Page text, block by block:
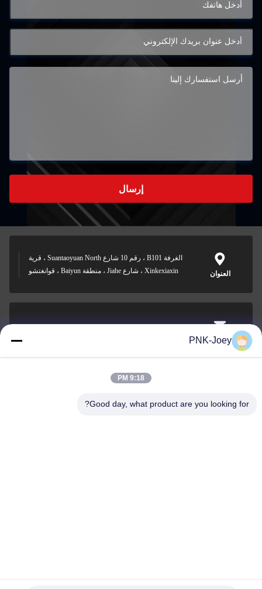
إرسال
العنوان
الغرفة B101 ، رقم 10 شارع Suantaoyuan North ، قرية
Xinkexiaxin ، شارع Jiahe ، منطقة Baiyun ، قوانغتشو
البريد
xianzhihao@gzxingchao.info
008613580404923
PNK-Joey
9:18 PM
Good day, what product are you looking for?